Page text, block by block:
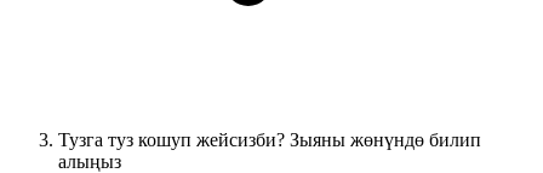
Тузга туз кошуп жейсизби? Зыяны жөнүндө билип
алыңыз